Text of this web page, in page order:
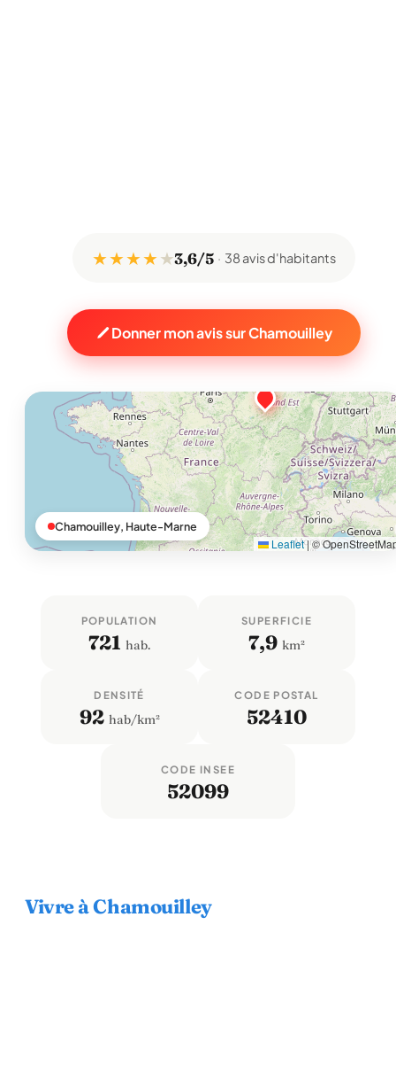
★ ★ ★ ★★3,6/5 38 avis d'habitants
Donner mon avis sur Chamouilley
Leaflet|©
Chamouilley, Haute-Marne
POPULATION
721 hab.
SUPERFICIE
7,9 km²
DENSITÉ
92 hab/km²
CODE POSTAL
52410
CODE INSEE
52099
Vivre à Chamouilley